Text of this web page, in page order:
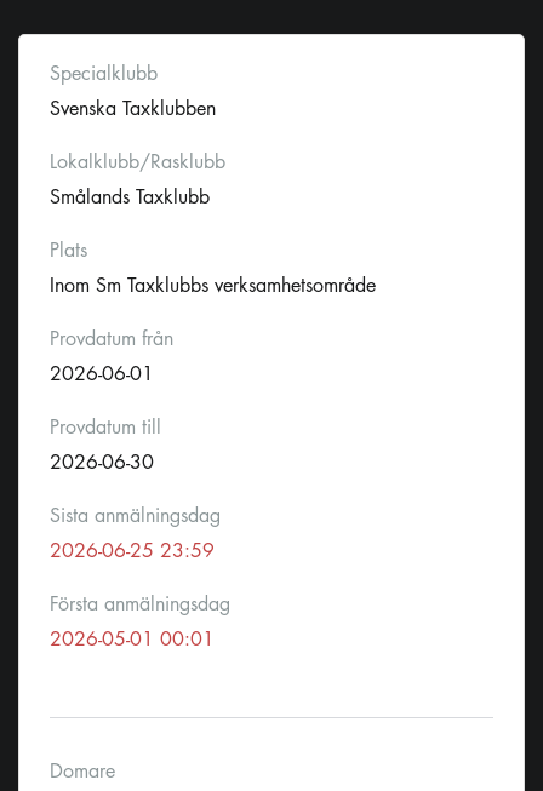
Specialklubb
Svenska Taxklubben
Lokalklubb/Rasklubb
Smålands Taxklubb
Plats
Inom Sm Taxklubbs verksamhetsområde
Provdatum från
2026-06-01
Provdatum till
2026-06-30
Sista anmälningsdag
2026-06-25 23:59
Första anmälningsdag
2026-05-01 00:01
Domare